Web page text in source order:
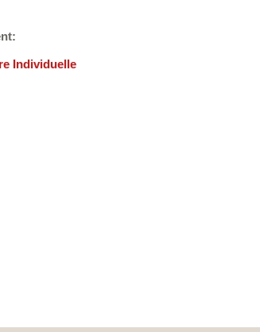
Individuelle